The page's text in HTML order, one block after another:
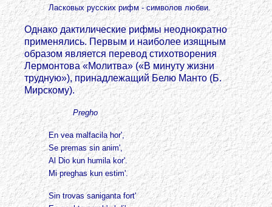
Ласковых русских рифм - символов любви.
Однако дактилические рифмы неоднократно
применялись. Первым и наиболее изящным
образом является перевод стихотворения
Лермонтова «Молитва» («В минуту жизни
трудную»), принадлежащий Белю Манто (Б.
Мирскому).
Pregho
En vea malfacila hor',
Se premas sin anim',
Al Dio kun humila kor'.
Mi preghas kun estim'.
Sin trovas saniganta fort'